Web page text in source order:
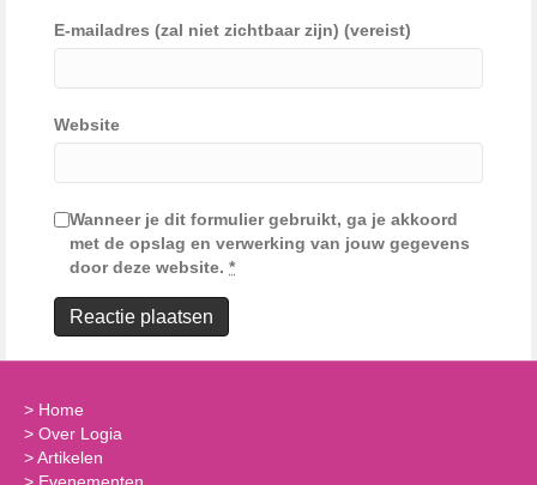
E-mailadres (zal niet zichtbaar zijn) (vereist)
Website
Wanneer je dit formulier gebruikt, ga je akkoord
met de opslag en verwerking van jouw gegevens
door deze website. *
> Home
> Over Logia
>Artikelen